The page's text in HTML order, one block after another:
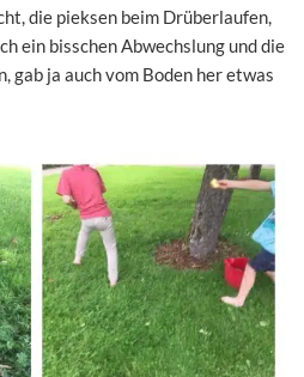
die pieksen beim Drüberlaufen,
ein bisschen Abwechslung und die
gab ja auch vom Boden her etwas